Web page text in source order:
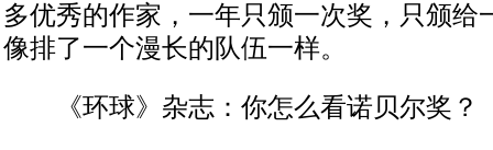
多优秀的作家，一年只颁一次奖，只颁给
像排了一个漫长的队伍一样。
《环球》杂志：你怎么看诺贝尔奖？